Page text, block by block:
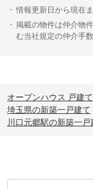
情報更新日から現在
掲載の物件は仲介物
む当社規定の仲介手
オープンハウス 戸建
埼玉県の新築一戸建て
川口元郷駅の新築一戸